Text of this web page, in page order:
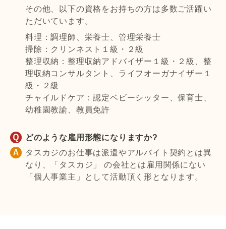
その他、以下の資格をお持ちの方は多数ご活躍い
ただいています。
料理：調理師、栄養士、管理栄養士
掃除：クリンネスト１級・２級
整理収納：整理収納アドバイザー１級・２級、整
理収納コンサルタント、ライフオーガナイザー１
級・２級
チャイルドケア：認定ベビーシッター、保育士、
幼稚園教諭、教員免許
どのような雇用形態になりますか?
タスカジのお仕事は派遣やアルバイト契約とは異
なり、「タスカジ」 の会社とは雇用関係にない
「個人事業主」として活動頂く形となります。